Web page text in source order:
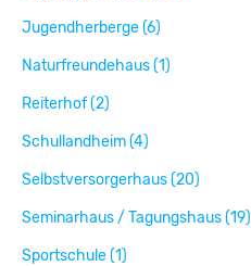
Jugendherberge (6)
Naturfreundehaus (1)
Reiterhof (2)
Schullandheim (4)
Selbstversorgerhaus (20)
Seminarhaus / Tagungshaus (19)
Sportschule (1)